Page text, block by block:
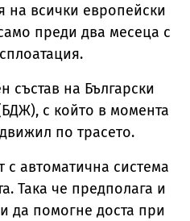
на всички европейски
преди два месеца с
състав на Български
с който в момента
по трасето.
с автоматична система
Така че предполага и
да помогне доста при